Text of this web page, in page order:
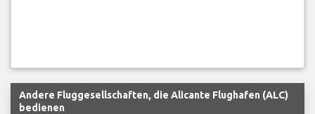
Andere Fluggesellschaften, die Alicante Flughafen (ALC)
bedienen